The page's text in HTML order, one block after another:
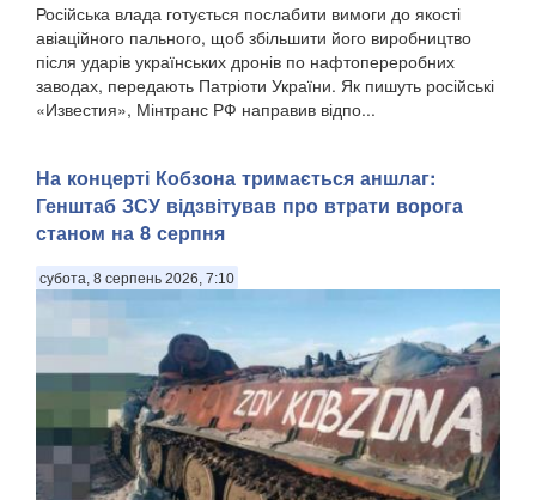
Російська влада готується послабити вимоги до якості
авіаційного пального, щоб збільшити його виробництво
після ударів українських дронів по нафтопереробних
заводах, передають Патріоти України. Як пишуть російські
«Известия», Мінтранс РФ направив відпо...
На концерті Кобзона тримається аншлаг:
Генштаб ЗСУ відзвітував про втрати ворога
станом на 8 серпня
субота, 8 серпень 2026, 7:10